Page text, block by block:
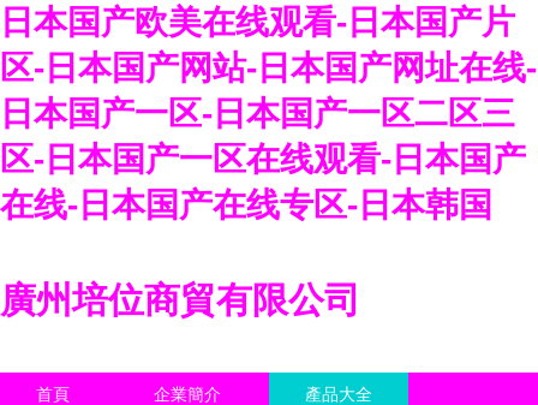
日本国产欧美在线观看-日本国产片
区-日本国产网站-日本国产网址在线-
日本国产一区-日本国产一区二区三
区-日本国产一区在线观看-日本国产
在线-日本国产在线专区-日本韩国
廣州培位商貿有限公司
首頁 企業簡介 產品大全